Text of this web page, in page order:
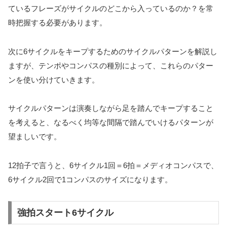
ているフレーズがサイクルのどこから入っているのか？を常
時把握する必要があります。
次に6サイクルをキープするためのサイクルパターンを解説し
ますが、テンポやコンパスの種別によって、これらのパター
ンを使い分けていきます。
サイクルパターンは演奏しながら足を踏んでキープすること
を考えると、なるべく均等な間隔で踏んでいけるパターンが
望ましいです。
12拍子で言うと、6サイクル1回＝6拍＝メディオコンパスで、
6サイクル2回で1コンパスのサイズになります。
強拍スタート6サイクル